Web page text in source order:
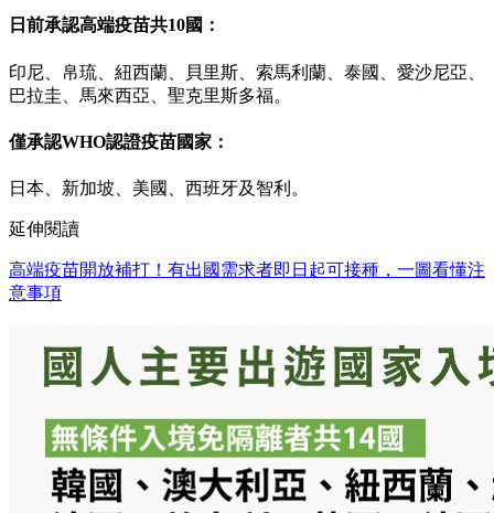
日前承認高端疫苗共10國：
印尼、帛琉、紐西蘭、貝里斯、索馬利蘭、泰國、愛沙尼亞、
巴拉圭、馬來西亞、聖克里斯多福。
僅承認WHO認證疫苗國家：
日本、新加坡、美國、西班牙及智利。
延伸閱讀
高端疫苗開放補打！有出國需求者即日起可接種，一圖看懂注
意事項